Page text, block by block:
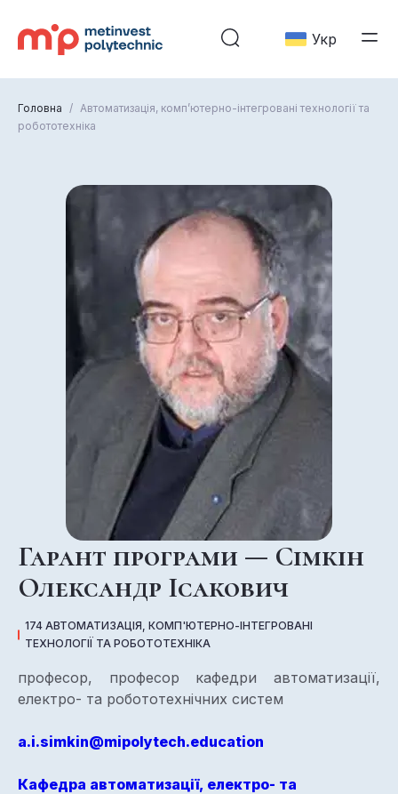
Укр
Головна / Автоматизація, комп’ютерно-інтегровані технології та
робототехніка
Гарант програми — Сімкін
Олександр Ісакович
174 АВТОМАТИЗАЦІЯ, КОМП'ЮТЕРНО-ІНТЕГРОВАНІ
ТЕХНОЛОГІЇ ТА РОБОТОТЕХНІКА
професор, професор кафедри автоматизації,
електро- та робототехнічних систем
a.i.simkin@mipolytech.education
Кафедра автоматизації, електро- та